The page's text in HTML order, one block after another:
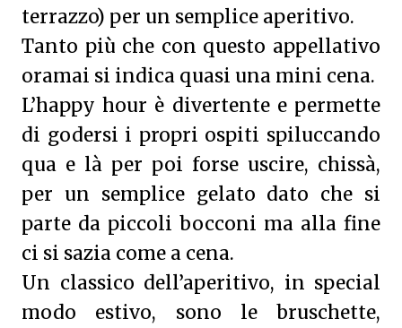
terrazzo) per un semplice aperitivo.
Tanto più che con questo appellativo
oramai si indica quasi una mini cena.
L’happy hour è divertente e permette
di godersi i propri ospiti spiluccando
qua e là per poi forse uscire, chissà,
per un semplice gelato dato che si
parte da piccoli bocconi ma alla fine
ci si sazia come a cena.
Un classico dell’aperitivo, in special
modo estivo, sono le bruschette,